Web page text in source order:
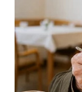
SUMBAR
WN
SUMSEL